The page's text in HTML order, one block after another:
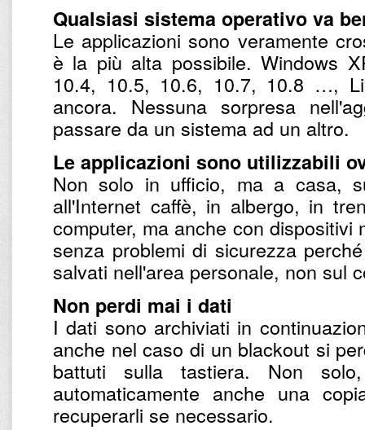
Qualsiasi sistema operativo va
Le applicazioni sono veramente
è la più alta possibile. Windows
10.4, 10.5, 10.6, 10.7, 10.8 …,
ancora. Nessuna sorpresa
passare da un sistema ad un altro.
Le applicazioni sono utilizzabili
Non solo in ufficio, ma a casa,
all'Internet caffè, in albergo, in
computer, ma anche con dispositivi
senza problemi di sicurezza
salvati nell'area personale, non sul
Non perdi mai i dati
I dati sono archiviati in
anche nel caso di un blackout si
battuti sulla tastiera. Non
automaticamente anche una
recuperarli se necessario.